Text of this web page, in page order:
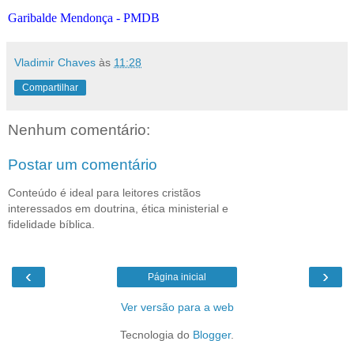
Garibalde Mendonça - PMDB
Vladimir Chaves às 11:28
Compartilhar
Nenhum comentário:
Postar um comentário
Conteúdo é ideal para leitores cristãos
interessados em doutrina, ética ministerial e
fidelidade bíblica.
‹ ›
Página inicial
Ver versão para a web
Tecnologia do Blogger.